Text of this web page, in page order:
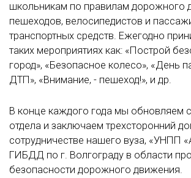
школьникам по правилам дорожного
пешеходов, велосипедистов и
транспортных средств. Ежегодно
таких мероприятиях как: «Построй
город», «Безопасное колесо», «День
ДТП», «Внимание, - пешеход!», и др.
В конце каждого года мы обновляем
отдела и заключаем трехсторонний
сотрудничестве нашего вуза, «УНПП
ГИБДД по г. Волгограду в области
безопасности дорожного движения.